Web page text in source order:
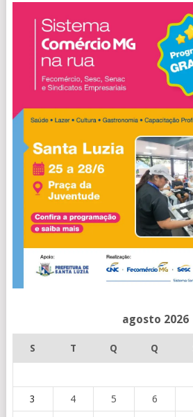
agosto 2026
S T Q Q
3 4 5 6